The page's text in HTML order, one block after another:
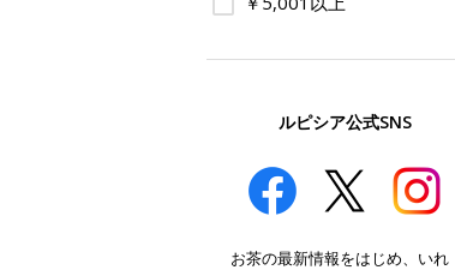
ルピシア公式SNS
お茶の最新情報をはじめ、いれ